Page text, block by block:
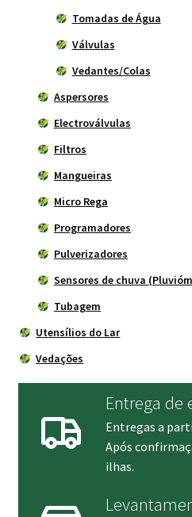
Tomadas de Água
Válvulas
Vedantes/Colas
Aspersores
Electroválvulas
Filtros
Mangueiras
Micro Rega
Programadores
Pulverizadores
Sensores de chuva
Tubagem
Utensílios do Lar
Vedações
Entrega de
Entregas a
Após
ilhas.